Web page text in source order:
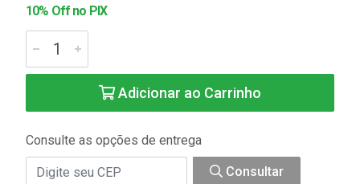
10% Off no PIX
Adicionar ao Carrinho
Consulte as opções de entrega
Consultar